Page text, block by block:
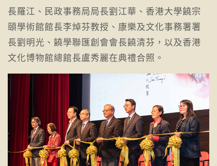
長羅江、民政事務局局長劉江華、香港大學饒宗
頤學術館館長李焯芬教授、康樂及文化事務署署
長劉明光、饒學聯匯創會會長饒清芬，以及香港
文化博物館總館長盧秀麗在典禮合照。